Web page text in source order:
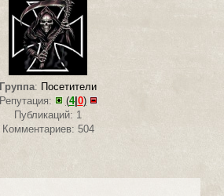
Группа: Посетители
Репутация:
(4| 0)
Публикаций: 1
Комментариев: 504